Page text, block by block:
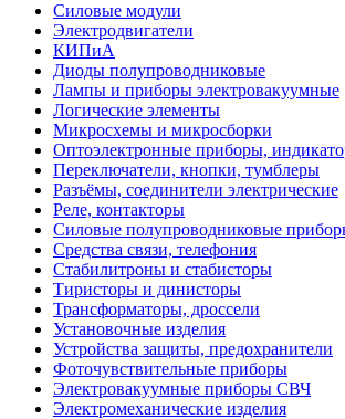
Силовые модули
Электродвигатели
КИПиА
Диоды полупроводниковые
Лампы и приборы электровакуумные
Логические элементы
Микросхемы и микросборки
Оптоэлектронные приборы,
Переключатели, кнопки, тумблеры
Разъёмы, соединители электрические
Реле, контакторы
Силовые полупроводниковые
Средства связи, телефония
Стабилитроны и стабисторы
Тиристоры и динисторы
Трансформаторы, дроссели
Установочные изделия
Устройства защиты, предохранители
Фоточувствительные приборы
Электровакуумные приборы СВЧ
Электромеханические изделия